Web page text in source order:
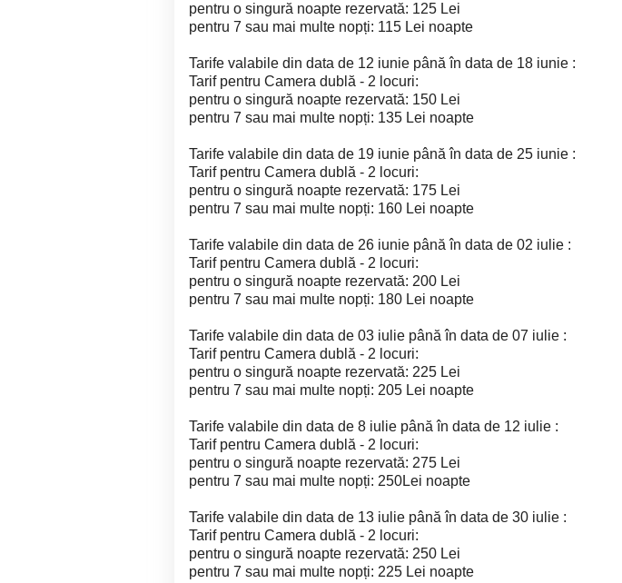
pentru o singură noapte rezervată: 125 Lei
pentru 7 sau mai multe nopți: 115 Lei noapte
Tarife valabile din data de 12 iunie până în data de 18 iunie :
Tarif pentru Camera dublă - 2 locuri:
pentru o singură noapte rezervată: 150 Lei
pentru 7 sau mai multe nopți: 135 Lei noapte
Tarife valabile din data de 19 iunie până în data de 25 iunie :
Tarif pentru Camera dublă - 2 locuri:
pentru o singură noapte rezervată: 175 Lei
pentru 7 sau mai multe nopți: 160 Lei noapte
Tarife valabile din data de 26 iunie până în data de 02 iulie :
Tarif pentru Camera dublă - 2 locuri:
pentru o singură noapte rezervată: 200 Lei
pentru 7 sau mai multe nopți: 180 Lei noapte
Tarife valabile din data de 03 iulie până în data de 07 iulie :
Tarif pentru Camera dublă - 2 locuri:
pentru o singură noapte rezervată: 225 Lei
pentru 7 sau mai multe nopți: 205 Lei noapte
Tarife valabile din data de 8 iulie până în data de 12 iulie :
Tarif pentru Camera dublă - 2 locuri:
pentru o singură noapte rezervată: 275 Lei
pentru 7 sau mai multe nopți: 250Lei noapte
Tarife valabile din data de 13 iulie până în data de 30 iulie :
Tarif pentru Camera dublă - 2 locuri:
pentru o singură noapte rezervată: 250 Lei
pentru 7 sau mai multe nopți: 225 Lei noapte